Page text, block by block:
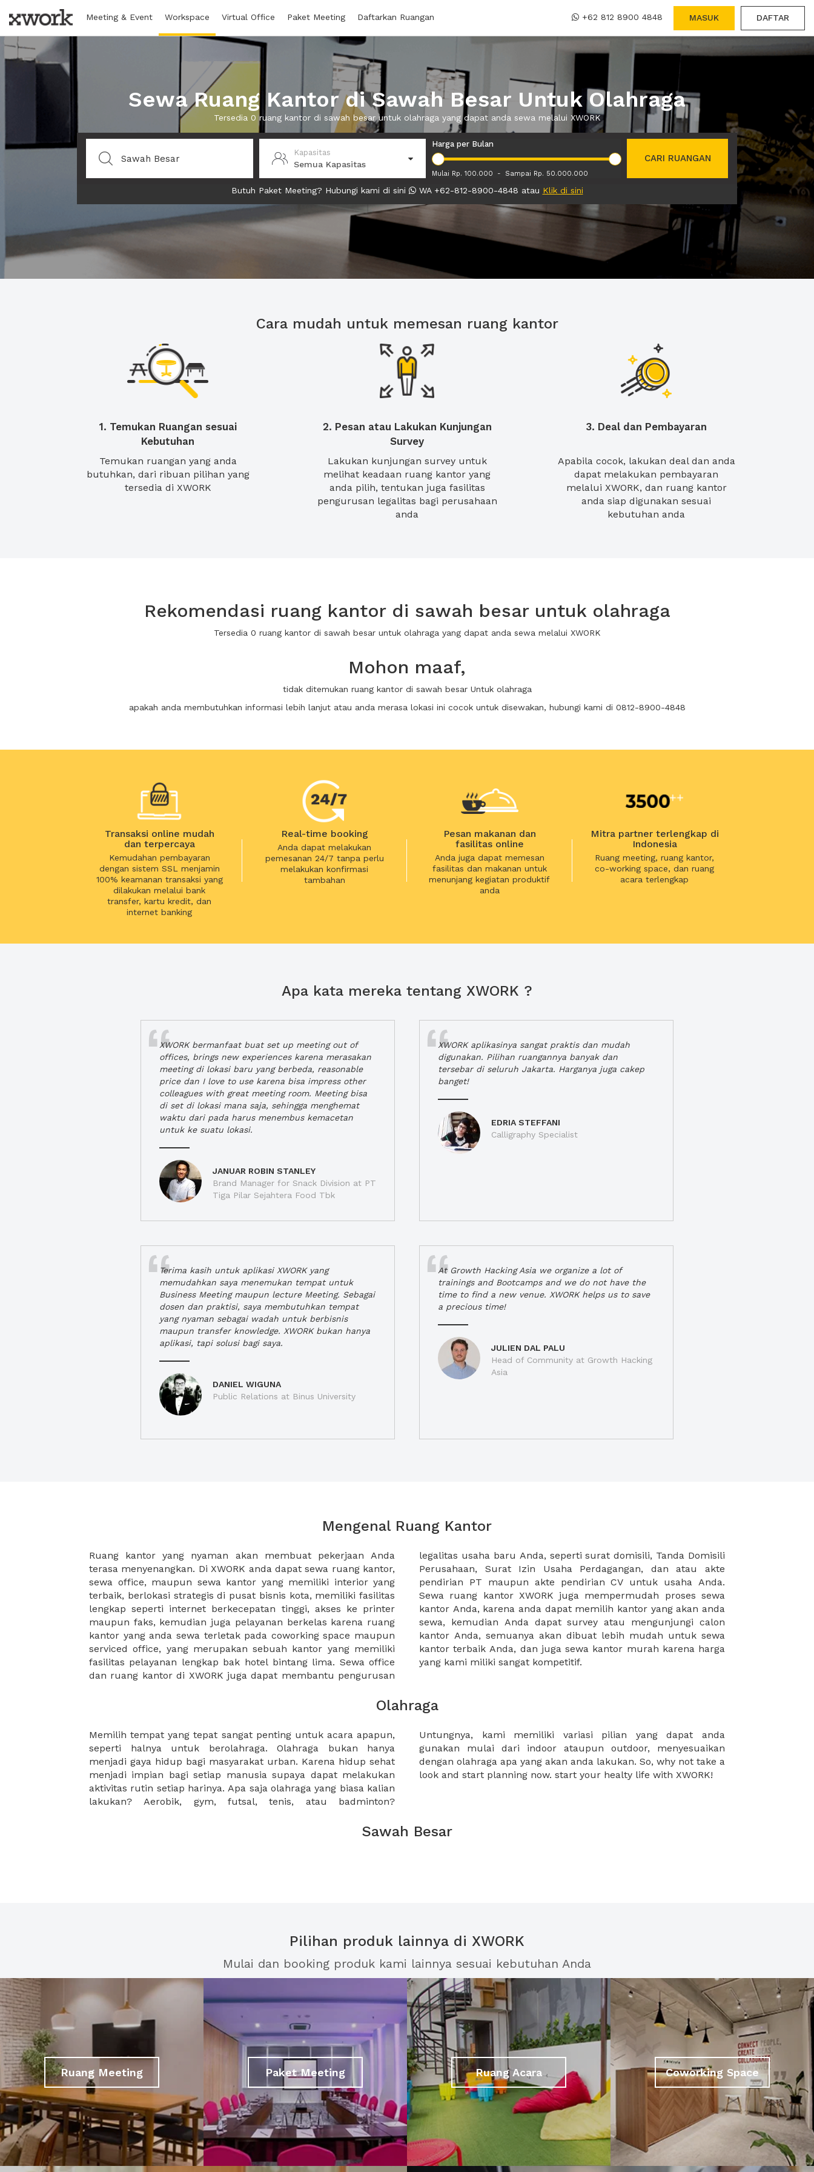
Meeting & Event Workspace Virtual Office Paket Meeting Daftarkan Ruangan +62 812 8900 4848 MASUK DAFTAR
Sewa Ruang Kantor di Sawah Besar Untuk Olahraga
Tersedia 0 ruang kantor di sawah besar untuk olahraga yang dapat anda sewa melalui XWORK
Kapasitas
Semua Kapasitas
Harga per Bulan
Mulai Rp. 100.000 - Sampai Rp. 50.000.000
CARI RUANGAN
Butuh Paket Meeting? Hubungi kami di sini WA +62-812-8900-4848 atau Klik di sini
Cara mudah untuk memesan ruang kantor
1. Temukan Ruangan sesuai
Kebutuhan
Temukan ruangan yang anda
butuhkan, dari ribuan pilihan yang
tersedia di XWORK
2. Pesan atau Lakukan Kunjungan
Survey
Lakukan kunjungan survey untuk
melihat keadaan ruang kantor yang
anda pilih, tentukan juga fasilitas
pengurusan legalitas bagi perusahaan
anda
3. Deal dan Pembayaran
Apabila cocok, lakukan deal dan anda
dapat melakukan pembayaran
melalui XWORK, dan ruang kantor
anda siap digunakan sesuai
kebutuhan anda
Rekomendasi ruang kantor di sawah besar untuk olahraga
Tersedia 0 ruang kantor di sawah besar untuk olahraga yang dapat anda sewa melalui XWORK
Mohon maaf,
tidak ditemukan ruang kantor di sawah besar Untuk olahraga
apakah anda membutuhkan informasi lebih lanjut atau anda merasa lokasi ini cocok untuk disewakan, hubungi kami di 0812-8900-4848
Transaksi online mudah
dan terpercaya
Kemudahan pembayaran
dengan sistem SSL menjamin
100% keamanan transaksi yang
dilakukan melalui bank
transfer, kartu kredit, dan
internet banking
Real-time booking
Anda dapat melakukan
pemesanan 24/7 tanpa perlu
melakukan konfirmasi
tambahan
Pesan makanan dan
fasilitas online
Anda juga dapat memesan
fasilitas dan makanan untuk
menunjang kegiatan produktif
anda
Mitra partner terlengkap di
Indonesia
Ruang meeting, ruang kantor,
co-working space, dan ruang
acara terlengkap
Apa kata mereka tentang XWORK ?
XWORK bermanfaat buat set up meeting out of
offices, brings new experiences karena merasakan
meeting di lokasi baru yang berbeda, reasonable
price dan I love to use karena bisa impress other
colleagues with great meeting room. Meeting bisa
di set di lokasi mana saja, sehingga menghemat
waktu dari pada harus menembus kemacetan
untuk ke suatu lokasi.
JANUAR ROBIN STANLEY
Brand Manager for Snack Division at PT
Tiga Pilar Sejahtera Food Tbk
XWORK aplikasinya sangat praktis dan mudah
digunakan. Pilihan ruangannya banyak dan
tersebar di seluruh Jakarta. Harganya juga cakep
banget!
EDRIA STEFFANI
Calligraphy Specialist
Terima kasih untuk aplikasi XWORK yang
memudahkan saya menemukan tempat untuk
Business Meeting maupun lecture Meeting. Sebagai
dosen dan praktisi, saya membutuhkan tempat
yang nyaman sebagai wadah untuk berbisnis
maupun transfer knowledge. XWORK bukan hanya
aplikasi, tapi solusi bagi saya.
DANIEL WIGUNA
Public Relations at Binus University
At Growth Hacking Asia we organize a lot of
trainings and Bootcamps and we do not have the
time to find a new venue. XWORK helps us to save
a precious time!
JULIEN DAL PALU
Head of Community at Growth Hacking
Asia
Mengenal Ruang Kantor
Ruang kantor yang nyaman akan membuat pekerjaan Anda
terasa menyenangkan. Di XWORK anda dapat sewa ruang kantor,
sewa office, maupun sewa kantor yang memiliki interior yang
terbaik, berlokasi strategis di pusat bisnis kota, memiliki fasilitas
lengkap seperti internet berkecepatan tinggi, akses ke printer
maupun faks, kemudian juga pelayanan berkelas karena ruang
kantor yang anda sewa terletak pada coworking space maupun
serviced office, yang merupakan sebuah kantor yang memiliki
fasilitas pelayanan lengkap bak hotel bintang lima. Sewa office
dan ruang kantor di XWORK juga dapat membantu pengurusan
legalitas usaha baru Anda, seperti surat domisili, Tanda Domisili
Perusahaan, Surat Izin Usaha Perdagangan, dan atau akte
pendirian PT maupun akte pendirian CV untuk usaha Anda.
Sewa ruang kantor XWORK juga mempermudah proses sewa
kantor Anda, karena anda dapat memilih kantor yang akan anda
sewa, kemudian Anda dapat survey atau mengunjungi calon
kantor Anda, semuanya akan dibuat lebih mudah untuk sewa
kantor terbaik Anda, dan juga sewa kantor murah karena harga
yang kami miliki sangat kompetitif.
Olahraga
Memilih tempat yang tepat sangat penting untuk acara apapun,
seperti halnya untuk berolahraga. Olahraga bukan hanya
menjadi gaya hidup bagi masyarakat urban. Karena hidup sehat
menjadi impian bagi setiap manusia supaya dapat melakukan
aktivitas rutin setiap harinya. Apa saja olahraga yang biasa kalian
lakukan? Aerobik, gym, futsal, tenis, atau badminton?
Untungnya, kami memiliki variasi pilian yang dapat anda
gunakan mulai dari indoor ataupun outdoor, menyesuaikan
dengan olahraga apa yang akan anda lakukan. So, why not take a
look and start planning now. start your healty life with XWORK!
Sawah Besar
Pilihan produk lainnya di XWORK
Mulai dan booking produk kami lainnya sesuai kebutuhan Anda
Ruang Meeting Paket Meeting Ruang Acara Coworking Space